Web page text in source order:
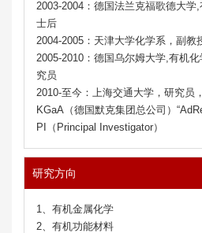
2003-2004：德国法兰克福歌德大
士后
2004-2005：天津大学化学系，副教
2005-2010：德国乌尔姆大学,有机
究员
2010-至今：上海交通大学，研究员
KGaA（德国默克集团总公司）
PI（Principal Investigator）
研究方向
1、有机金属化学
2、有机功能材料